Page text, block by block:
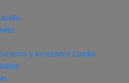
y Accesorios Cuadra